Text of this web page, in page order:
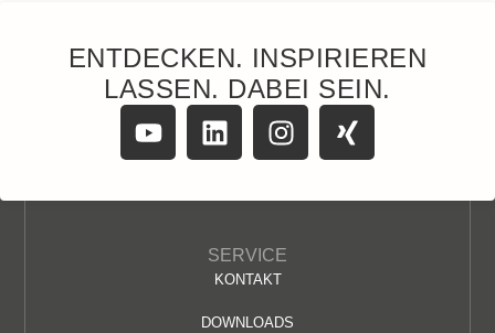
ENTDECKEN. INSPIRIEREN
LASSEN. DABEI SEIN.
SERVICE
KONTAKT
DOWNLOADS